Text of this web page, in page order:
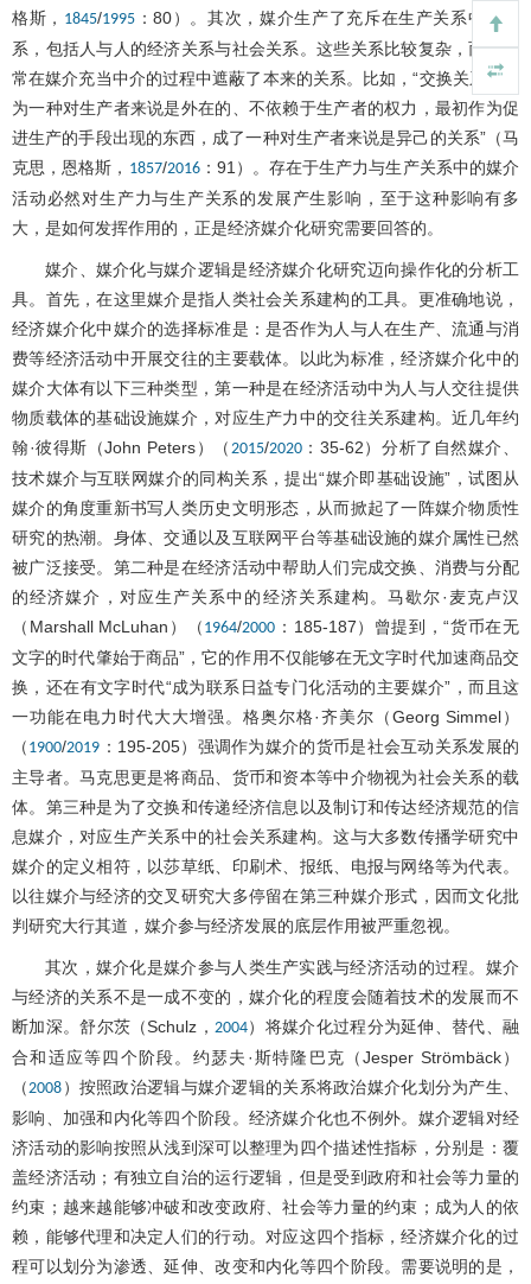
格斯， 1845/1995：80）。其次，媒介生产了充斥在生产关系中的关
系，包括人与人的经济关系与社会关系。这些关系比较复杂，而且常
常在媒介充当中介的过程中遮蔽了本来的关系。比如，“交换关系固定
为一种对生产者来说是外在的、不依赖于生产者的权力，最初作为促
进生产的手段出现的东西，成了一种对生产者来说是异己的关系”（马
克思，恩格斯， 1857/2016：91）。存在于生产力与生产关系中的媒介
活动必然对生产力与生产关系的发展产生影响，至于这种影响有多
大，是如何发挥作用的，正是经济媒介化研究需要回答的。
媒介、媒介化与媒介逻辑是经济媒介化研究迈向操作化的分析工
具。首先，在这里媒介是指人类社会关系建构的工具。更准确地说，
经济媒介化中媒介的选择标准是：是否作为人与人在生产、流通与消
费等经济活动中开展交往的主要载体。以此为标准，经济媒介化中的
媒介大体有以下三种类型，第一种是在经济活动中为人与人交往提供
物质载体的基础设施媒介，对应生产力中的交往关系建构。近几年约
翰·彼得斯（John Peters）（ 2015/2020：35-62）分析了自然媒介、
技术媒介与互联网媒介的同构关系，提出“媒介即基础设施”，试图从
媒介的角度重新书写人类历史文明形态，从而掀起了一阵媒介物质性
研究的热潮。身体、交通以及互联网平台等基础设施的媒介属性已然
被广泛接受。第二种是在经济活动中帮助人们完成交换、消费与分配
的经济媒介，对应生产关系中的经济关系建构。马歇尔·麦克卢汉
（Marshall McLuhan）（ 1964/2000 ：185-187）曾提到，“货币在无
文字的时代肇始于商品”，它的作用不仅能够在无文字时代加速商品交
换，还在有文字时代“成为联系日益专门化活动的主要媒介”，而且这
一功能在电力时代大大增强。格奥尔格·齐美尔（Georg Simmel）
（ 1900/2019 ：195-205）强调作为媒介的货币是社会互动关系发展的
主导者。马克思更是将商品、货币和资本等中介物视为社会关系的载
体。第三种是为了交换和传递经济信息以及制订和传达经济规范的信
息媒介，对应生产关系中的社会关系建构。这与大多数传播学研究中
媒介的定义相符，以莎草纸、印刷术、报纸、电报与网络等为代表。
以往媒介与经济的交叉研究大多停留在第三种媒介形式，因而文化批
判研究大行其道，媒介参与经济发展的底层作用被严重忽视。
其次，媒介化是媒介参与人类生产实践与经济活动的过程。媒介
与经济的关系不是一成不变的，媒介化的程度会随着技术的发展而不
断加深。舒尔茨（Schulz， 2004）将媒介化过程分为延伸、替代、融
合和适应等四个阶段。约瑟夫·斯特隆巴克（Jesper Strömbäck）
（2008 ）按照政治逻辑与媒介逻辑的关系将政治媒介化划分为产生、
影响、加强和内化等四个阶段。经济媒介化也不例外。媒介逻辑对经
济活动的影响按照从浅到深可以整理为四个描述性指标，分别是：覆
盖经济活动；有独立自治的运行逻辑，但是受到政府和社会等力量的
约束；越来越能够冲破和改变政府、社会等力量的约束；成为人的依
赖，能够代理和决定人们的行动。对应这四个指标，经济媒介化的过
程可以划分为渗透、延伸、改变和内化等四个阶段。需要说明的是，